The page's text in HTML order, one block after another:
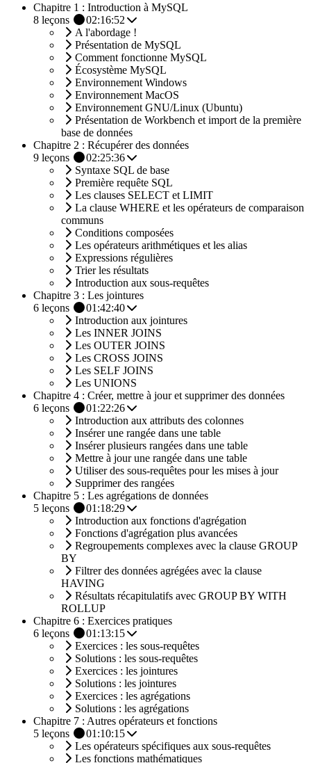
Chapitre 1 : Introduction à MySQL
8 leçons
02:16:52
A l'abordage !
Présentation de MySQL
Comment fonctionne MySQL
Écosystème MySQL
Environnement Windows
Environnement MacOS
Environnement GNU/Linux (Ubuntu)
Présentation de Workbench et import de la première
base de données
Chapitre 2 : Récupérer des données
9 leçons
02:25:36
Syntaxe SQL de base
Première requête SQL
Les clauses SELECT et LIMIT
La clause WHERE et les opérateurs de comparaison
communs
Conditions composées
Les opérateurs arithmétiques et les alias
Expressions régulières
Trier les résultats
Introduction aux sous-requêtes
Chapitre 3 : Les jointures
6 leçons
01:42:40
Introduction aux jointures
Les INNER JOINS
Les OUTER JOINS
Les CROSS JOINS
Les SELF JOINS
Les UNIONS
Chapitre 4 : Créer, mettre à jour et supprimer des données
6 leçons
01:22:26
Introduction aux attributs des colonnes
Insérer une rangée dans une table
Insérer plusieurs rangées dans une table
Mettre à jour une rangée dans une table
Utiliser des sous-requêtes pour les mises à jour
Supprimer des rangées
Chapitre 5 : Les agrégations de données
5 leçons
01:18:29
Introduction aux fonctions d'agrégation
Fonctions d'agrégation plus avancées
Regroupements complexes avec la clause GROUP
BY
Filtrer des données agrégées avec la clause
HAVING
Résultats récapitulatifs avec GROUP BY WITH
ROLLUP
Chapitre 6 : Exercices pratiques
6 leçons
01:13:15
Exercices : les sous-requêtes
Solutions : les sous-requêtes
Exercices : les jointures
Solutions : les jointures
Exercices : les agrégations
Solutions : les agrégations
Chapitre 7 : Autres opérateurs et fonctions
5 leçons
01:10:15
Les opérateurs spécifiques aux sous-requêtes
Les fonctions mathématiques